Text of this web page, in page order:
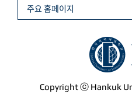
Copyright ⓒ Hankuk
주요 홈페이지